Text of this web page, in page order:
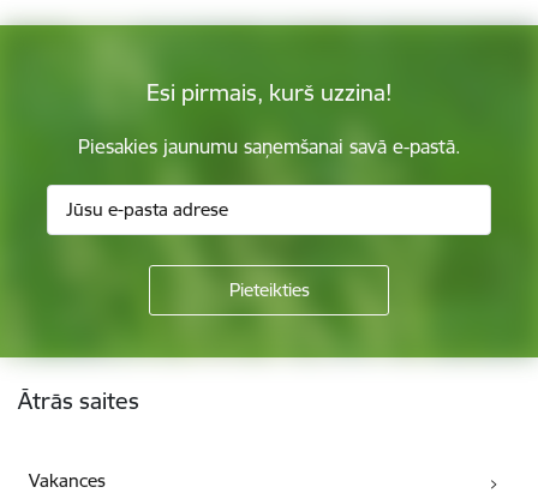
Esi pirmais, kurš uzzina!
Piesakies jaunumu saņemšanai savā e-pastā.
Kājene
Ātrās saites
Vakances